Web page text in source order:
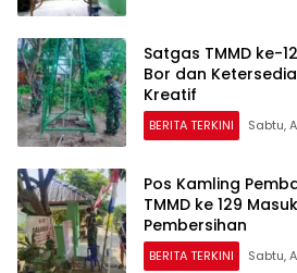
Satgas TMMD ke-
Bor dan
Kreatif
BERITA TERKINI Sabtu,
Pos Kamling
TMMD ke 129
Pembersihan
BERITA TERKINI Sabtu,